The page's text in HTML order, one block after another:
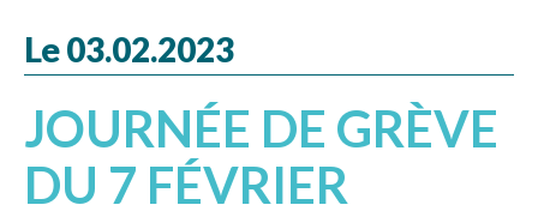
Le 03.02.2023
JOURNÉE DE GRÈVE
DU 7 FÉVRIER